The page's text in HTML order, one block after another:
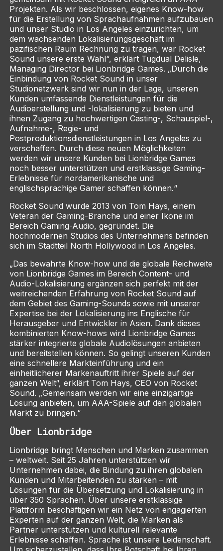
Projekten. Als wir beschlossen, eigenes Know-how
für die Erstellung von Sprachaufnahmen aufzubauen
und unser Studio in Los Angeles einzurichten, um
dem wachsenden Lokalisierungsgeschäft im
pazifischen Raum Rechnung zu tragen, war Rocket
Sound unsere erste Wahl“, erklärt Tugdual Delisle,
Managing Director bei Lionbridge Games. „Durch die
Einbindung von Rocket Sound in unser
Studionetzwerk sind wir nun in der Lage, unseren
Kunden umfassende Dienstleistungen für die
Audioerstellung und -lokalisierung zu bieten und
ihnen Zugang zu hochwertigen Casting-, Schauspiel-,
Aufnahme-, Regie- und
Postproduktionsdienstleistungen in Los Angeles zu
verschaffen. Durch diese neuen Möglichkeiten
werden wir unsere Kunden bei Lionbridge Games
noch besser unterstützen und erstklassige Gaming-
Erlebnisse für nordamerikanische und
englischsprachige Gamer schaffen können.“
Rocket Sound wurde 2013 von Tom Hays, einem
Veteran der Gaming-Branche und einer Ikone im
Bereich Gaming-Audio, gegründet. Die
hochmodernen Studios des Unternehmens befinden
sich im Stadtteil North Hollywood in Los Angeles.
„Das bewährte Know-how und die globale Reichweite
von Lionbridge Games im Bereich Content- und
Audio-Lokalisierung ergänzen sich perfekt mit der
weitreichenden Erfahrung von Rocket Sound auf
dem Gebiet des Gaming-Sounds sowie mit unserer
Expertise bei der Lokalisierung ins Englische für
Herausgeber und Entwickler in Asien. Dank dieses
kombinierten Know-hows wird Lionbridge Games
stärker integrierte globale Audiolösungen anbieten
und bereitstellen können. So gelingt unseren Kunden
eine schnellere Markteinführung und ein
einheitlicherer Markenauftritt ihrer Spiele auf der
ganzen Welt“, erklärt Tom Hays, CEO von Rocket
Sound. „Gemeinsam werden wir eine einzigartige
Lösung anbieten, um AAA-Spiele auf den globalen
Markt zu bringen.“
Über Lionbridge
Lionbridge bringt Menschen und Marken zusammen
– weltweit. Seit 25 Jahren unterstützen wir
Unternehmen dabei, die Bindung zu ihren globalen
Kunden und Mitarbeitenden zu stärken – mit
Lösungen für die Übersetzung und Lokalisierung in
über 350 Sprachen. Über unsere erstklassige
Plattform beschäftigen wir ein Netz von engagierten
Experten auf der ganzen Welt, die Marken als
Partner unterstützen und kulturell relevante
Erlebnisse schaffen. Sprache ist unsere Leidenschaft.